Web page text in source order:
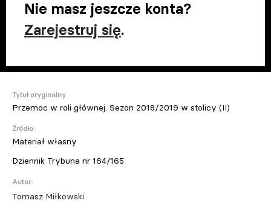
Nie masz jeszcze konta?
Zarejestruj się.
Tytuł oryginalny
Przemoc w roli głównej. Sezon 2018/2019 w stolicy (II)
Źródło:
Materiał własny
Dziennik Trybuna nr 164/165
Autor:
Tomasz Miłkowski